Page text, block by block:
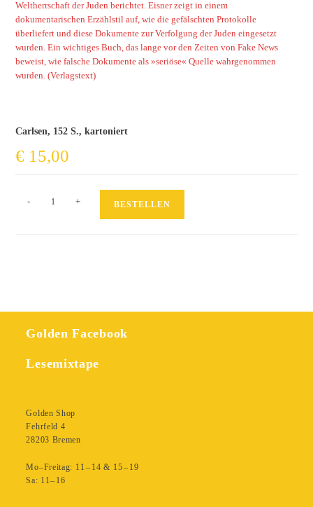
Weltherrschaft der Juden berichtet. Eisner zeigt in einem
dokumentarischen Erzählstil auf, wie die gefälschten Protokolle
überliefert und diese Dokumente zur Verfolgung der Juden eingesetzt
wurden.Ein wichtiges Buch, das lange vor den Zeiten von Fake News
beweist, wie falsche Dokumente als »seriöse« Quelle wahrgenommen
wurden. (Verlagstext)
Carlsen, 152 S., kartoniert
€ 15,00
Weisen
Zion
- + BESTELLEN
Golden Facebook
Lesemixtape
Golden Shop
Fehrfeld 4
28203 Bremen
Mo–Freitag: 11 – 14 & 15 – 19
Sa: 11– 16